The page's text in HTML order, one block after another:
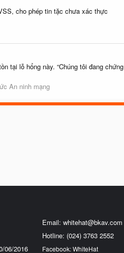
cho phép tin tặc chưa xác thực
tại lỗ hổng này. “Chúng tôi đang chứng
An ninh mạng
06/2016
Email: whitehat@bkav.com
Hotline: (024) 3763 2552
Facebook: WhiteHat